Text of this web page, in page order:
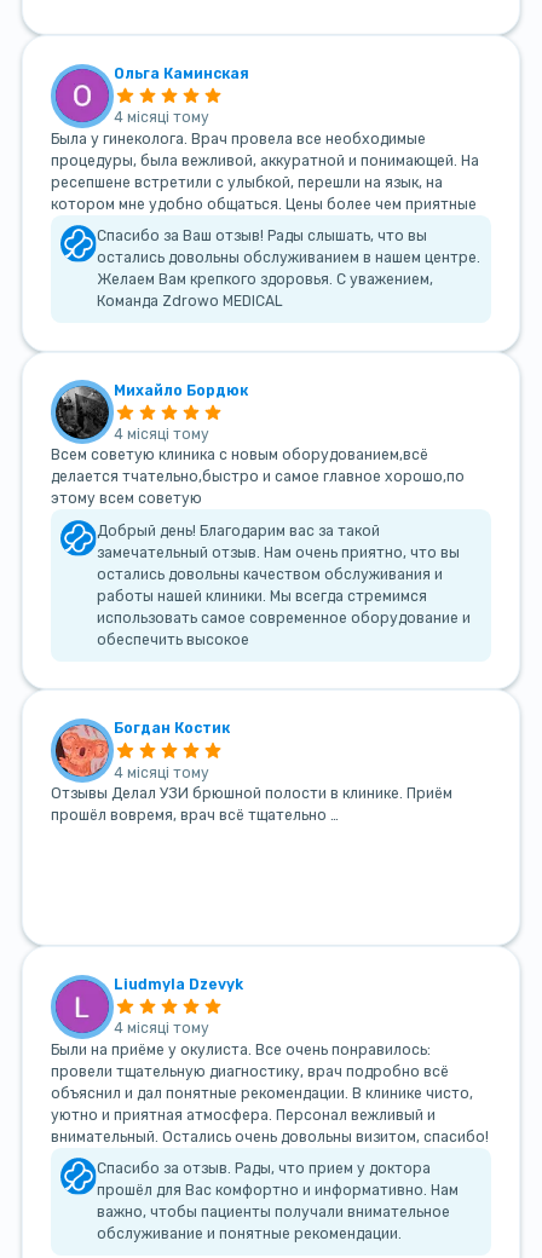
Ольга Каминская
4 місяці тому
Была у гинеколога. Врач провела все необходимые
процедуры, была вежливой, аккуратной и понимающей. На
ресепшене встретили с улыбкой, перешли на язык, на
котором мне удобно общаться. Цены более чем приятные
Спасибо за Ваш отзыв! Рады слышать, что вы
остались довольны обслуживанием в нашем центре.
Желаем Вам крепкого здоровья. С уважением,
Команда Zdrowo MEDICAL
Михайло Бордюк
4 місяці тому
Всем советую клиника с новым оборудованием,всё
делается тчательно,быстро и самое главное хорошо,по
этому всем советую
Добрый день! Благодарим вас за такой
замечательный отзыв. Нам очень приятно, что вы
остались довольны качеством обслуживания и
работы нашей клиники. Мы всегда стремимся
использовать самое современное оборудование и
обеспечить высокое
Богдан Костик
4 місяці тому
Отзывы Делал УЗИ брюшной полости в клинике. Приём
прошёл вовремя, врач всё тщательно …
Liudmyla Dzevyk
4 місяці тому
Были на приёме у окулиста. Все очень понравилось:
провели тщательную диагностику, врач подробно всё
объяснил и дал понятные рекомендации. В клинике чисто,
уютно и приятная атмосфера. Персонал вежливый и
внимательный. Остались очень довольны визитом, спасибо!
Спасибо за отзыв. Рады, что прием у доктора
прошёл для Вас комфортно и информативно. Нам
важно, чтобы пациенты получали внимательное
обслуживание и понятные рекомендации.